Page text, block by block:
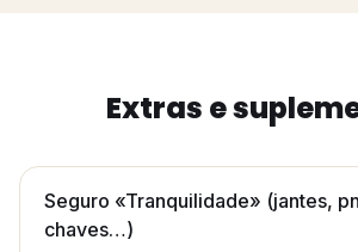
Extras e
Seguro «Tranquilidade» (jantes,
chaves…)